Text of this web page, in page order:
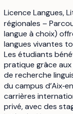
Licence Langues,
régionales –
langue à choix)
langues vivantes
Les étudiants
pratique grâce
de recherche
du campus
carrières
privé, avec des